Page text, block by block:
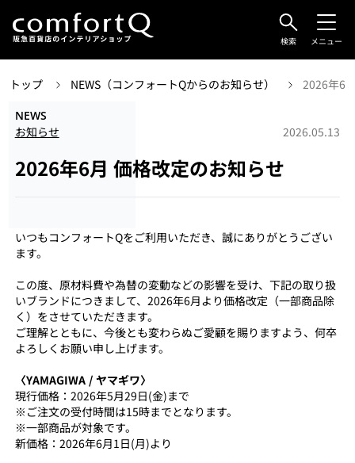
検索 メニュー
トップ NEWS（コンフォートQからのお知らせ） 2026年6
NEWS
お知らせ 2026.05.13
2026年6月 価格改定のお知らせ
いつもコンフォートQをご利用いただき、誠にありがとうござい
ます。
この度、原材料費や為替の変動などの影響を受け、下記の取り扱
いブランドにつきまして、2026年6月より価格改定（一部商品除
く）をさせていただきます。
ご理解とともに、今後とも変わらぬご愛顧を賜りますよう、何卒
よろしくお願い申し上げます。
〈YAMAGIWA / ヤマギワ〉
現行価格：2026年5月29日(金)まで
※ご注文の受付時間は15時までとなります。
※一部商品が対象です。
新価格：2026年6月1日(月)より